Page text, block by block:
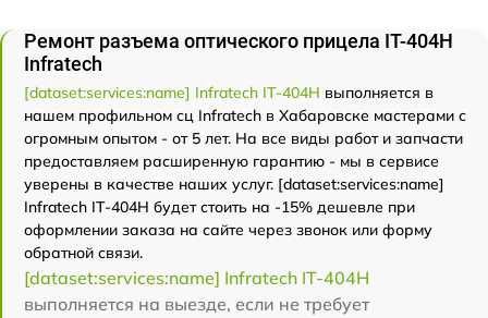
Ремонт разъема оптического прицела IT-404H
Infratech
[dataset:services:name] Infratech IT-404H выполняется в
нашем профильном сц Infratech в Хабаровске мастерами с
огромным опытом - от 5 лет. На все виды работ и запчасти
предоставляем расширенную гарантию - мы в сервисе
уверены в качестве наших услуг. [dataset:services:name]
Infratech IT-404H будет стоить на -15% дешевле при
оформлении заказа на сайте через звонок или форму
обратной связи.
[dataset:services:name] Infratech IT-404H
выполняется на выезде, если не требует